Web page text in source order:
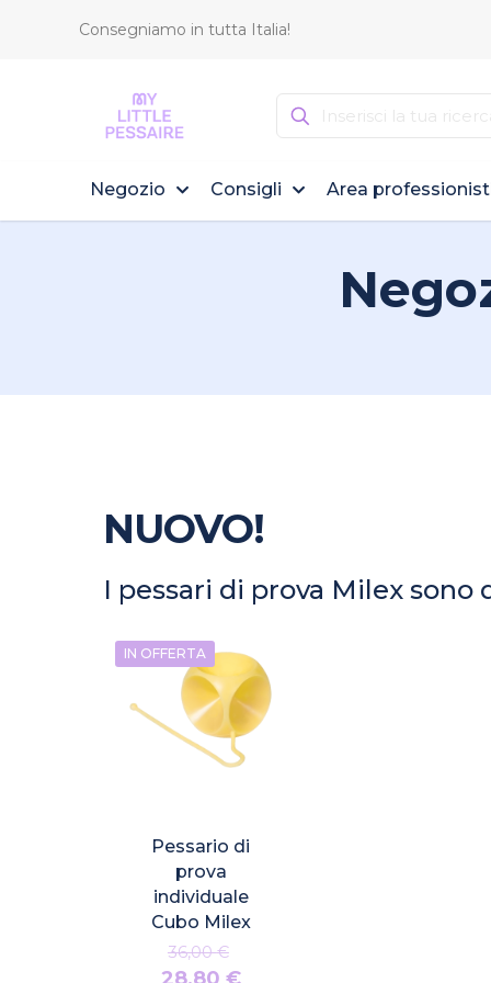
Consegniamo in tutta Italia!
Negozio Consigli Area
NUOVO!
I pessari di prova Milex
IN OFFERTA
Pessario di
prova
individuale
Cubo Milex
36,00€
prezzo
Il